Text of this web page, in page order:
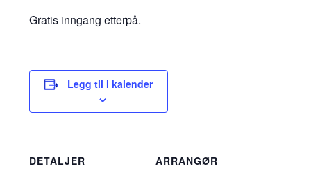
Gratis inngang etterpå.
Legg til i kalender
DETALJER
ARRANGØR